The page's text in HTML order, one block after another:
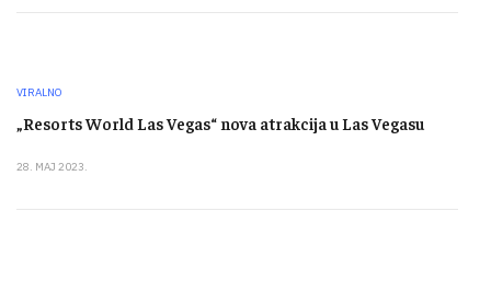
VIRALNO
„Resorts World Las Vegas“ nova atrakcija u Las Vegasu
28. MAJ 2023.